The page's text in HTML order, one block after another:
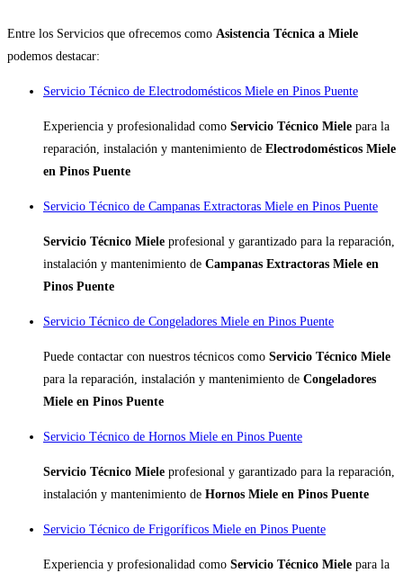
Entre los Servicios que ofrecemos como Asistencia Técnica a Miele
podemos destacar:
Servicio Técnico de Electrodomésticos Miele en Pinos Puente
Experiencia y profesionalidad como Servicio Técnico Miele para la
reparación, instalación y mantenimiento de Electrodomésticos Miele
en Pinos Puente
Servicio Técnico de Campanas Extractoras Miele en Pinos Puente
Servicio Técnico Miele profesional y garantizado para la reparación,
instalación y mantenimiento de Campanas Extractoras Miele en
Pinos Puente
Servicio Técnico de Congeladores Miele en Pinos Puente
Puede contactar con nuestros técnicos como Servicio Técnico Miele
para la reparación, instalación y mantenimiento de Congeladores
Miele en Pinos Puente
Servicio Técnico de Hornos Miele en Pinos Puente
Servicio Técnico Miele profesional y garantizado para la reparación,
instalación y mantenimiento de Hornos Miele en Pinos Puente
Servicio Técnico de Frigoríficos Miele en Pinos Puente
Experiencia y profesionalidad como Servicio Técnico Miele para la